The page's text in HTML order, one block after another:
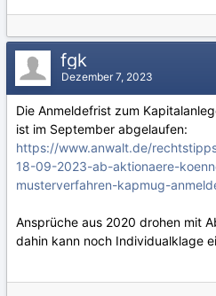
fgk
Dezember 7, 2023
Die Anmeldefrist zum
ist im September abgelaufen:
https://www.anwalt.de/
18-09-2023-ab-aktionaere-
musterverfahren-kapmug-
Ansprüche aus 2020 drohen mit
dahin kann noch Individualklage